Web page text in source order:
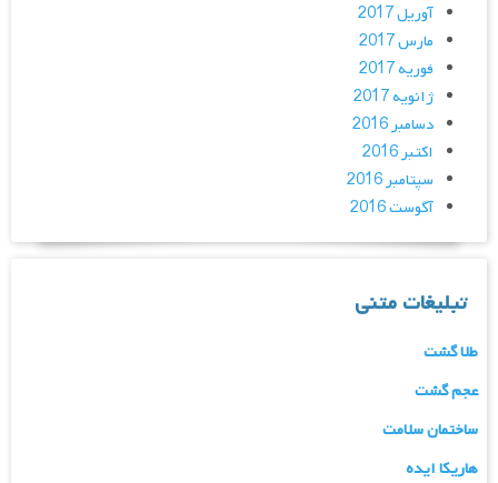
آوریل 2017
مارس 2017
فوریه 2017
ژانویه 2017
دسامبر 2016
اکتبر 2016
سپتامبر 2016
آگوست 2016
تبلیغات متنی
طلا گشت
عجم گشت
ساختمان سلامت
هاریکا ایده